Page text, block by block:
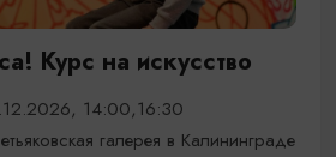
Курс на искусство
14:00,16:30
галерея в Калининграде